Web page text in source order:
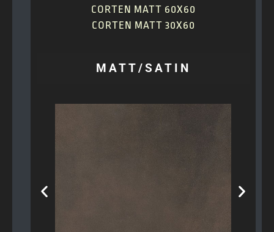
CORTEN MATT 60X60
CORTEN MATT 30X60
MATT/SATIN